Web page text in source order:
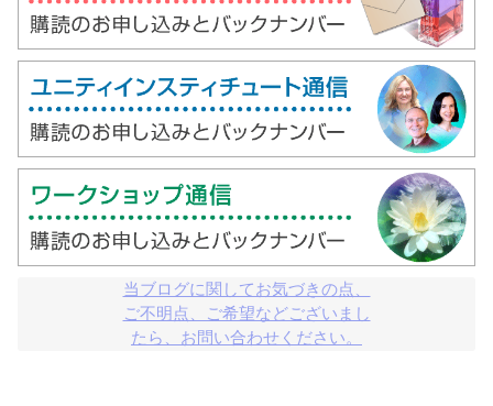
当ブログに関してお気づきの点、
ご不明点、ご希望などございまし
たら、お問い合わせください。